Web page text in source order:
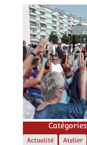
Catégories
Actualité Atelier